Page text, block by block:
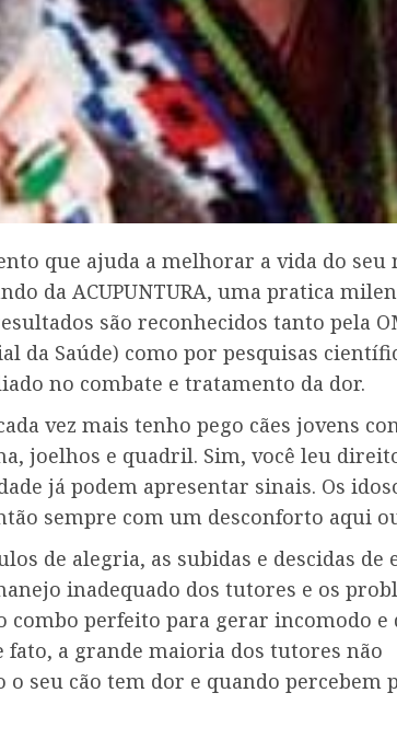
que ajuda a melhorar a vida do seu
da ACUPUNTURA, uma pratica
são reconhecidos tanto pela
da Saúde) como por pesquisas
no combate e tratamento da dor.
vez mais tenho pego cães jovens
joelhos e quadril. Sim, você leu
já podem apresentar sinais. Os
sempre com um desconforto aqui
de alegria, as subidas e descidas de
inadequado dos tutores e os
combo perfeito para gerar incomodo e
fato, a grande maioria dos tutores não
o seu cão tem dor e quando percebem